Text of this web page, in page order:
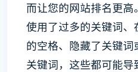
而让您的网站排名更
使用了过多的关键词
的空格、隐藏了关键
关键词，这些都可能